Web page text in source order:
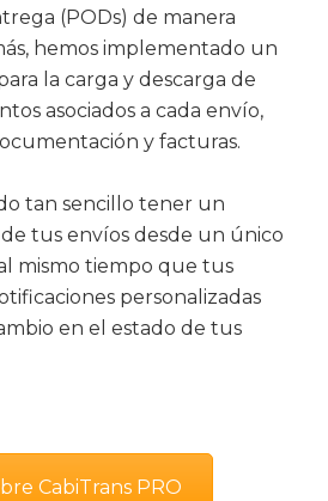
(PODs) de manera
hemos implementado un
la carga y descarga de
asociados a cada envío,
y facturas.
tan sencillo tener un
tus envíos desde un único
mismo tiempo que tus
personalizadas
en el estado de tus
CabiTrans PRO